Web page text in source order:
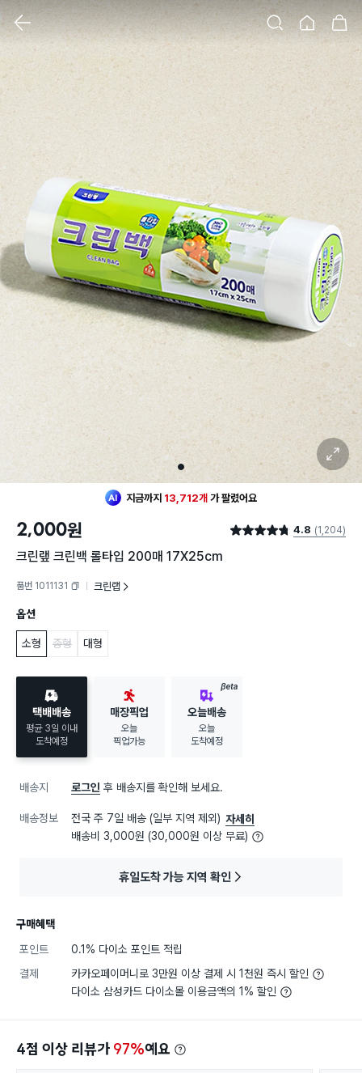
클릭 시 이미지 확대 보기 팝업 열림
1
확대 보기
지금까지 13,712개 가팔렸어요
2,000원 별점 4.8점 4.8 (1,204)
크린랲 크린백 롤타입 200매 17X25cm
품번 1011131
크린랩
옵션
소형 중형 대형
택배배송
평균 3일 이내
도착예정
매장픽업
오늘
픽업가능
BETA
오늘배송
오늘
도착예정
배송지 로그인 후 배송지를 확인해 보세요.
배송정보 전국 주 7일 배송 (일부 지역 제외) 자세히
배송비 3,000원 (30,000원 이상 무료)
휴일도착 가능 지역 확인
구매혜택
포인트
0.1% 다이소 포인트 적립
결제
카카오페이머니로 3만원 이상 결제 시 1천원 즉시 할인
다이소 삼성카드 다이소몰 이용금액의 1% 할인
4점 이상 리뷰가 97%예요